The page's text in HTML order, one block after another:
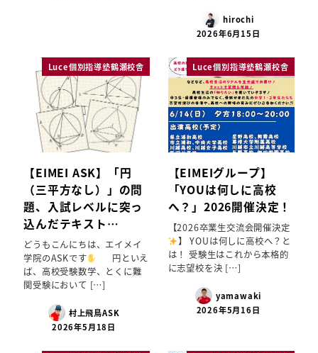
hirochi
2026年6月15日
Luce個別指導塾鶴瀬校舎
【EIMEI ASK】「円
（三平方なし）」の問
題、入試レベルに突っ
込んだテキスト…
どうもこんにちは、エイメイ
学院のASKです
円といえ
ば、高校受験数学、とくに難
関受験において […]
村上飛鳥ASK
2026年5月18日
Luce個別指導塾鶴瀬校舎
【EIMEIグループ】
「YOUは何しに高校
へ？」2026開催決定！
【2026卒業生交流会開催決定
】 YOUは何しに高校へ？と
は！ 受験生はこれから本格的
に志望校を決 […]
yamawaki
2026年5月16日